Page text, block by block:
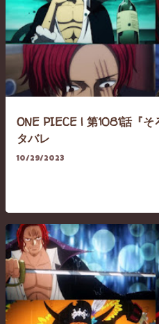
ONE PIECE | 第1081話『
タバレ
10/29/2023